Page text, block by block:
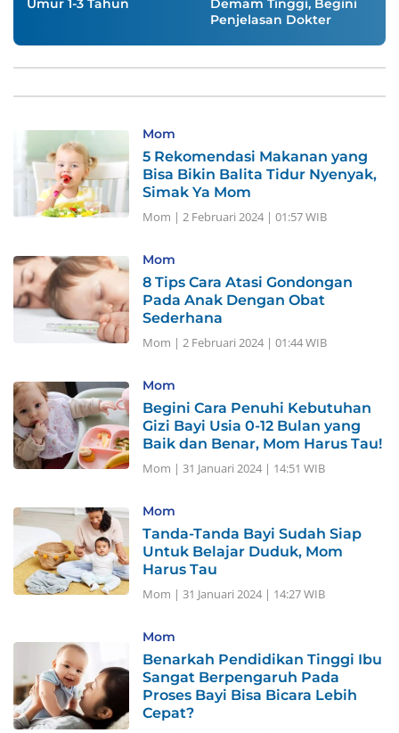
Umur 1-3 Tahun
Demam Tinggi, Begini
Penjelasan Dokter
Mom
5 Rekomendasi Makanan yang
Bisa Bikin Balita Tidur Nyenyak,
Simak Ya Mom
Mom | 2 Februari 2024 | 01:57 WIB
Mom
8 Tips Cara Atasi Gondongan
Pada Anak Dengan Obat
Sederhana
Mom | 2 Februari 2024 | 01:44 WIB
Mom
Begini Cara Penuhi Kebutuhan
Gizi Bayi Usia 0-12 Bulan yang
Baik dan Benar, Mom Harus Tau!
Mom | 31 Januari 2024 | 14:51 WIB
Mom
Tanda-Tanda Bayi Sudah Siap
Untuk Belajar Duduk, Mom
Harus Tau
Mom | 31 Januari 2024 | 14:27 WIB
Mom
Benarkah Pendidikan Tinggi Ibu
Sangat Berpengaruh Pada
Proses Bayi Bisa Bicara Lebih
Cepat?